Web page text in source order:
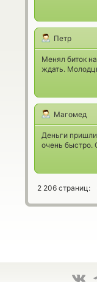
Петр
Менял биток
ждать.
Магомед
Деньги
очень быстро.
2 206 страниц: